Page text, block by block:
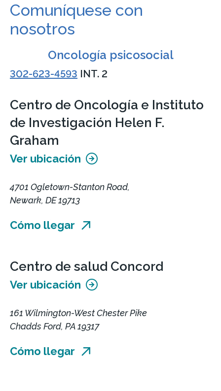
Comuníquese con
nosotros
Oncología psicosocial
302-623-4593 INT. 2
Centro de Oncología e Instituto
de Investigación Helen F.
Graham
Ver ubicación
4701 Ogletown-Stanton Road,
Newark, DE 19713
Cómo llegar
Centro de salud Concord
Ver ubicación
161 Wilmington-West Chester Pike
Chadds Ford, PA 19317
Cómo llegar